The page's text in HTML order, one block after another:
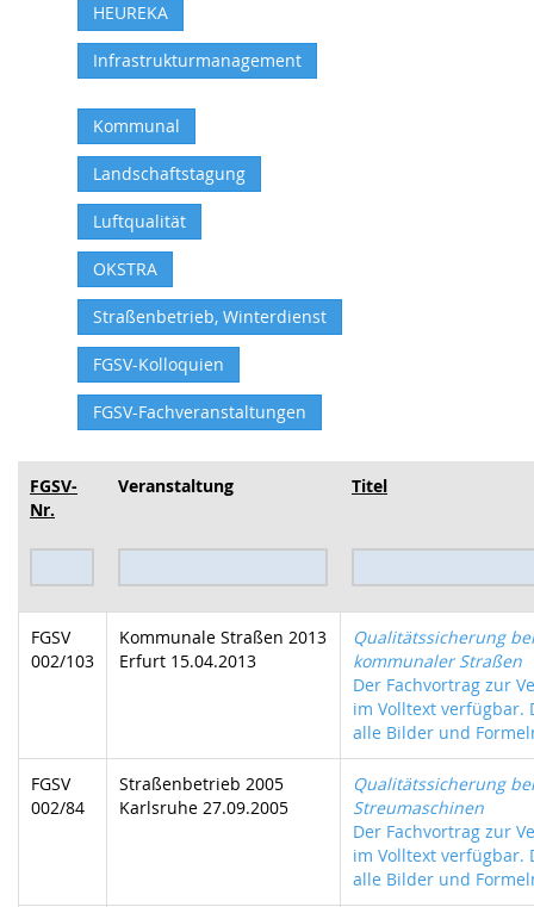
HEUREKA
Infrastrukturmanagement
Kommunal
Landschaftstagung
Luftqualität
OKSTRA
Straßenbetrieb, Winterdienst
FGSV-Kolloquien
FGSV-Fachveranstaltungen
FGSV-
Nr.
Veranstaltung Titel
FGSV
002/103
Kommunale Straßen 2013
Erfurt 15.04.2013
Qualitätssicherung
kommunaler Straßen
Der Fachvortrag zur
im Volltext verfügbar.
alle Bilder und
FGSV
002/84
Straßenbetrieb 2005
Karlsruhe 27.09.2005
Qualitätssicherung
Streumaschinen
Der Fachvortrag zur
im Volltext verfügbar.
alle Bilder und